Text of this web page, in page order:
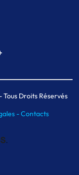
Droits Réservés
-Contacts